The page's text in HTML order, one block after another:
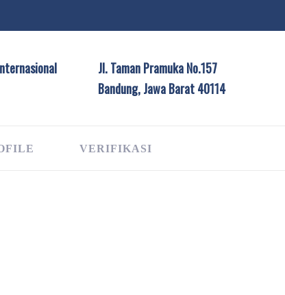
Jl. Taman Pramuka No.157
Bandung, Jawa Barat 40114
VERIFIKASI